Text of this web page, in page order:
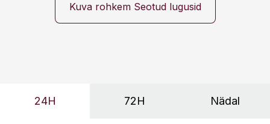
ei tähenda see ettevõtte jaoks ainult tehnilist
probleemi, vaid otsest rahalist kulu, venivaid tähtaegu
Kuva rohkem Seotud lugusid
24H 72H Nädal